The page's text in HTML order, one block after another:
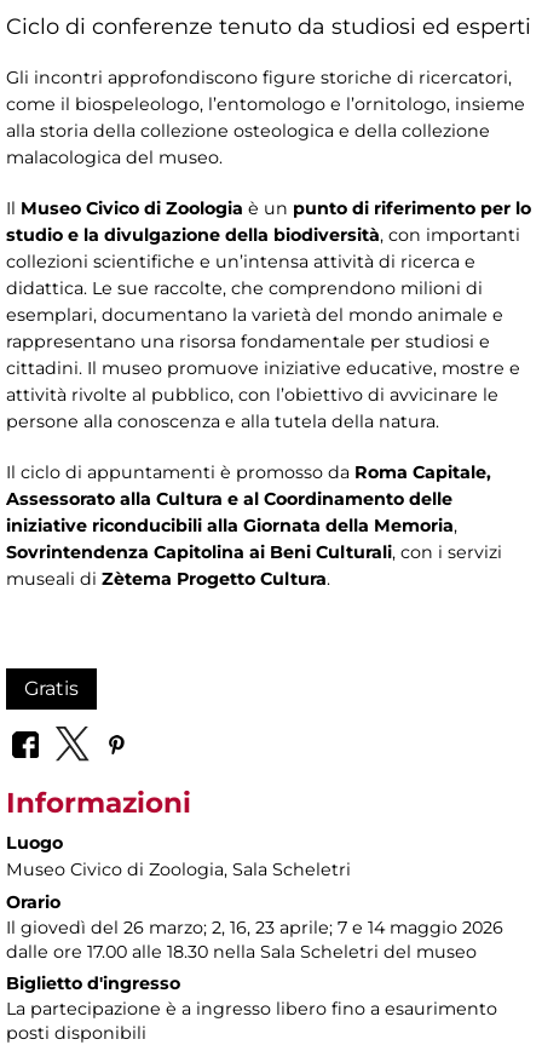
Ciclo di conferenze tenuto da studiosi ed esperti
Gli incontri approfondiscono figure storiche di ricercatori,
come il biospeleologo, l’entomologo e l’ornitologo, insieme
alla storia della collezione osteologica e della collezione
malacologica del museo.
Il Museo Civico di Zoologia è un punto di riferimento per lo
studio e la divulgazione della biodiversità, con importanti
collezioni scientifiche e un’intensa attività di ricerca e
didattica. Le sue raccolte, che comprendono milioni di
esemplari, documentano la varietà del mondo animale e
rappresentano una risorsa fondamentale per studiosi e
cittadini. Il museo promuove iniziative educative, mostre e
attività rivolte al pubblico, con l’obiettivo di avvicinare le
persone alla conoscenza e alla tutela della natura.
Il ciclo di appuntamenti è promosso da Roma Capitale,
Assessorato alla Cultura e al Coordinamento delle
iniziative riconducibili alla Giornata della Memoria,
Sovrintendenza Capitolina ai Beni Culturali, con i servizi
museali di Zètema Progetto Cultura.
Gratis
Informazioni
Luogo
Museo Civico di Zoologia, Sala Scheletri
Orario
Il giovedì del 26 marzo; 2, 16, 23 aprile; 7 e 14 maggio 2026
dalle ore 17.00 alle 18.30 nella Sala Scheletri del museo
Biglietto d'ingresso
La partecipazione è a ingresso libero fino a esaurimento
posti disponibili